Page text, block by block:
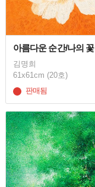
아름다운 순간/나의 꽃
김명희
61x61cm (20호)
판매됨